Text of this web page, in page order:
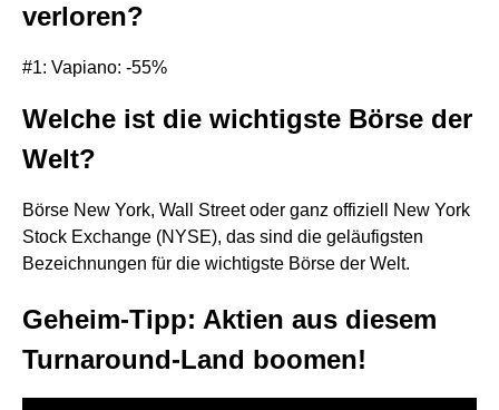
verloren?
#1: Vapiano: -55%
Welche ist die wichtigste Börse der
Welt?
Börse New York, Wall Street oder ganz offiziell New York
Stock Exchange (NYSE), das sind die geläufigsten
Bezeichnungen für die wichtigste Börse der Welt.
Geheim-Tipp: Aktien aus diesem
Turnaround-Land boomen!